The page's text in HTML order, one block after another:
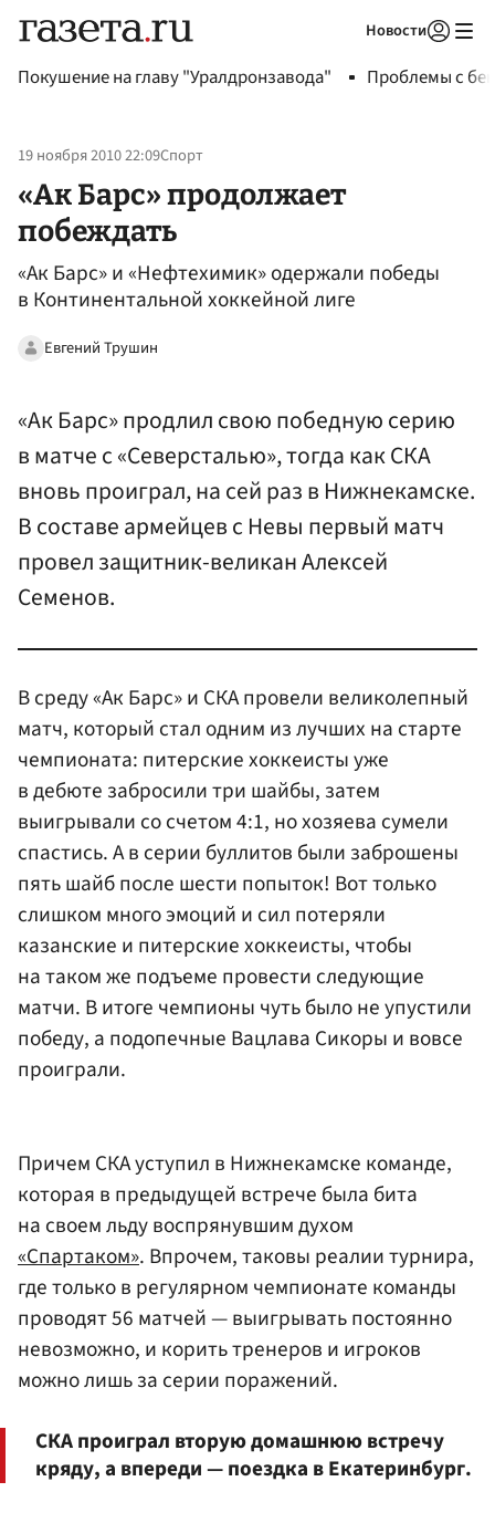
Новости
Покушение на главу "Уралдронзавода" Проблемы с
19 ноября 2010 22:09Спорт
«Ак Барс» продолжает
побеждать
«Ак Барс» и «Нефтехимик» одержали победы
в Континентальной хоккейной лиге
Евгений Трушин
«Ак Барс» продлил свою победную серию
в матче с «Северсталью», тогда как СКА
вновь проиграл, на сей раз в Нижнекамске.
В составе армейцев с Невы первый матч
провел защитник-великан Алексей
Семенов.
В среду «Ак Барс» и СКА провели великолепный
матч, который стал одним из лучших на старте
чемпионата: питерские хоккеисты уже
в дебюте забросили три шайбы, затем
выигрывали со счетом 4:1, но хозяева сумели
спастись. А в серии буллитов были заброшены
пять шайб после шести попыток! Вот только
слишком много эмоций и сил потеряли
казанские и питерские хоккеисты, чтобы
на таком же подъеме провести следующие
матчи. В итоге чемпионы чуть было не упустили
победу, а подопечные Вацлава Сикоры и вовсе
проиграли.
Причем СКА уступил в Нижнекамске команде,
которая в предыдущей встрече была бита
на своем льду воспрянувшим духом
«Спартаком». Впрочем, таковы реалии турнира,
где только в регулярном чемпионате команды
проводят 56 матчей — выигрывать постоянно
невозможно, и корить тренеров и игроков
можно лишь за серии поражений.
СКА проиграл вторую домашнюю встречу
кряду, а впереди — поездка в Екатеринбург.